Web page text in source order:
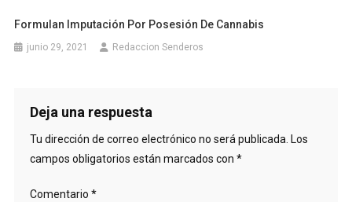
Formulan Imputación Por Posesión De Cannabis
junio 29, 2021 Redaccion Senderos
Deja una respuesta
Tu dirección de correo electrónico no será publicada. Los
campos obligatorios están marcados con *
Comentario *